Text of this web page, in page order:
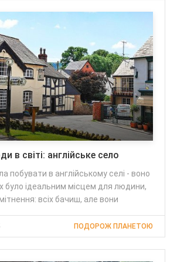
в світі: англійське село
побувати в англійському селі - воно
було ідеальним місцем для людини,
всіх бачиш, але вони
ПОДОРОЖ ПЛАНЕТОЮ